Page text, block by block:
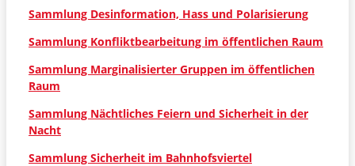
Sammlung Desinformation, Hass und Polarisierung
Sammlung Konfliktbearbeitung im öffentlichen Raum
Sammlung Marginalisierter Gruppen im öffentlichen
Raum
Sammlung Nächtliches Feiern und Sicherheit in der
Nacht
Sammlung Sicherheit im Bahnhofsviertel